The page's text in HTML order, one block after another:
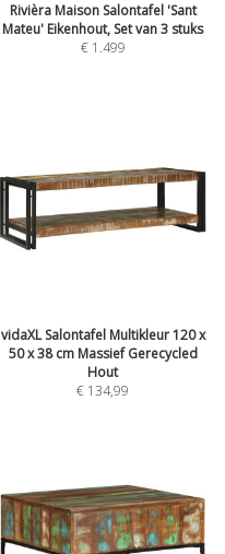
Rivièra Maison Salontafel 'Sant
Mateu' Eikenhout, Set van 3 stuks
€ 1.499
vidaXL Salontafel Multikleur 120 x
50 x 38 cm Massief Gerecycled
Hout
€ 134,99